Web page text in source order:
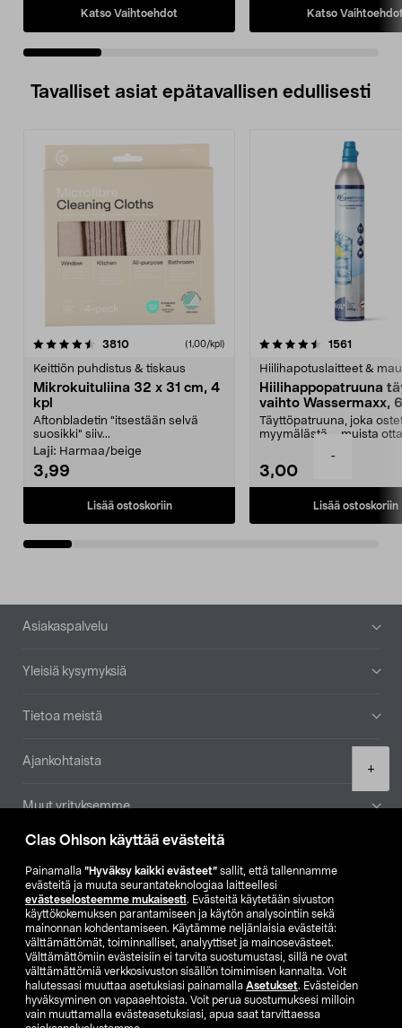
Clas Ohlson käyttää evästeitä
Painamalla ”Hyväksy kaikki evästeet” sallit, että tallennamme
evästeitä ja muuta seurantateknologiaa laitteellesi
evästeselosteemme mukaisesti. Evästeitä käytetään sivuston
käyttökokemuksen parantamiseen ja käytön analysointiin sekä
mainonnan kohdentamiseen. Käytämme neljänlaisia evästeitä:
välttämättömät, toiminnalliset, analyyttiset ja mainosevästeet.
Välttämättömiin evästeisiin ei tarvita suostumustasi, sillä ne ovat
välttämättömiä verkkosivuston sisällön toimimisen kannalta. Voit
halutessasi muuttaa asetuksiasi painamalla Asetukset. Evästeiden
hyväksyminen on vapaaehtoista. Voit perua suostumuksesi milloin
vain muuttamalla evästeasetuksiasi, apua saat tarvittaessa
-
+
Katso Vaihtoehdot Katso
Tavalliset asiat epätavallisen edullisesti
3810arvostelut (1,00/kpl)
Keittiön puhdistus & tiskaus
Mikrokuituliina 32 x 31 cm, 4
kpl
Aftonbladetin "itsestään selvä
suosikki" siiv...
Laji: Harmaa/beige
3,99
Lisää ostoskoriin
4.5viidestä
1561
Hiilihapotuslaitteet &
Hiilihappopatruuna
vaihto Wassermaxx,
Täyttöpatruuna, joka
myymälästä – muista
3,00
Lisää ostoskoriin
4.5viidestä
Alatunniste
Asiakaspalvelu
Yleisiä kysymyksiä
Tietoa meistä
Ajankohtaista
Muut yrityksemme
Etsi myymälä
SE NO FI
FI SV